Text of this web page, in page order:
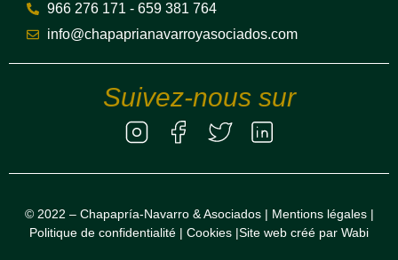
966 276 171 - 659 381 764
info@chapaprianavarroyasociados.com
Suivez-nous sur
© 2022 – Chapapría-Navarro & Asociados | Mentions légales|
Politique de confidentialité | Cookies |Site web créé par Wabi